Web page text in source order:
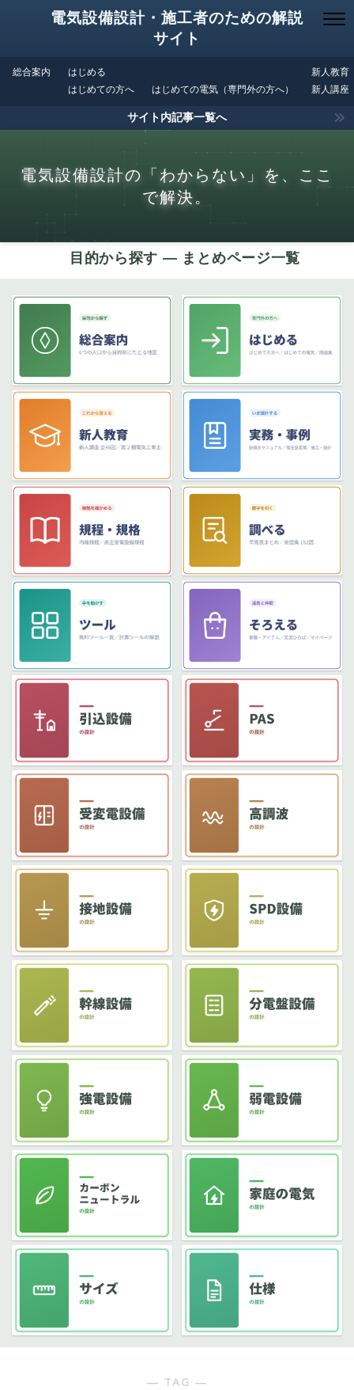
電気設備設計・施工者のための解説
サイト
総合案内
はじめる
はじめての方へ
はじめての電気（専門外の方へ）
新人教育
新人講座
サイト内記事一覧へ
電気設備設計の「わからない」を、ここ
で解決。
― TAG ―